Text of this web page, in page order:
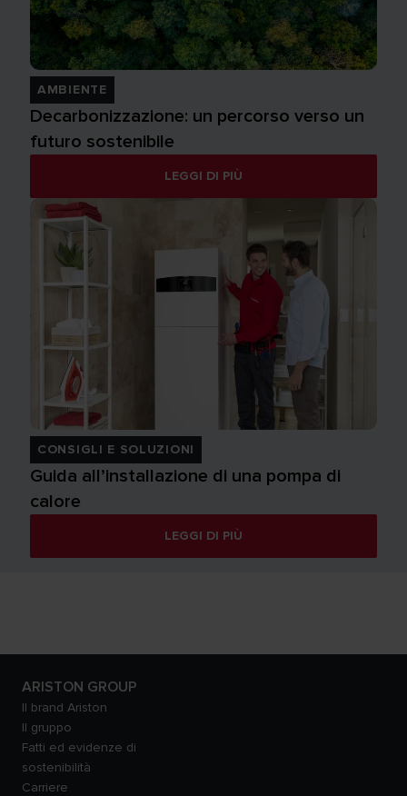
AMBIENTE
Decarbonizzazione: un percorso verso un
futuro sostenibile
LEGGI DI PIÙ
CONSIGLI E SOLUZIONI
Guida all’installazione di una pompa di
calore
LEGGI DI PIÙ
ARISTON GROUP
Il brand Ariston
Il gruppo
Fatti ed evidenze di
sostenibilità
Carriere